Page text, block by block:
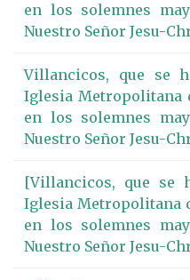
en los solemnes
Nuestro Señor Jesu-
Villancicos, que se
Iglesia Metropolitana
en los solemnes
Nuestro Señor Jesu-
[Villancicos, que se
Iglesia Metropolitana
en los solemnes
Nuestro Señor Jesu-